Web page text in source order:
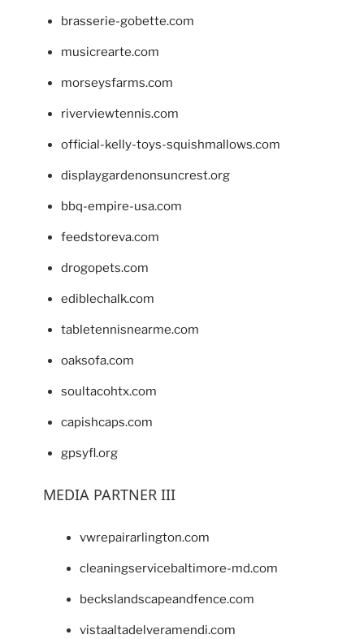
brasserie-gobette.com
musicrearte.com
morseysfarms.com
riverviewtennis.com
official-kelly-toys-squishmallows.com
displaygardenonsuncrest.org
bbq-empire-usa.com
feedstoreva.com
drogopets.com
ediblechalk.com
tabletennisnearme.com
oaksofa.com
soultacohtx.com
capishcaps.com
gpsyfl.org
MEDIA PARTNER III
vwrepairarlington.com
cleaningservicebaltimore-md.com
beckslandscapeandfence.com
vistaaltadelveramendi.com